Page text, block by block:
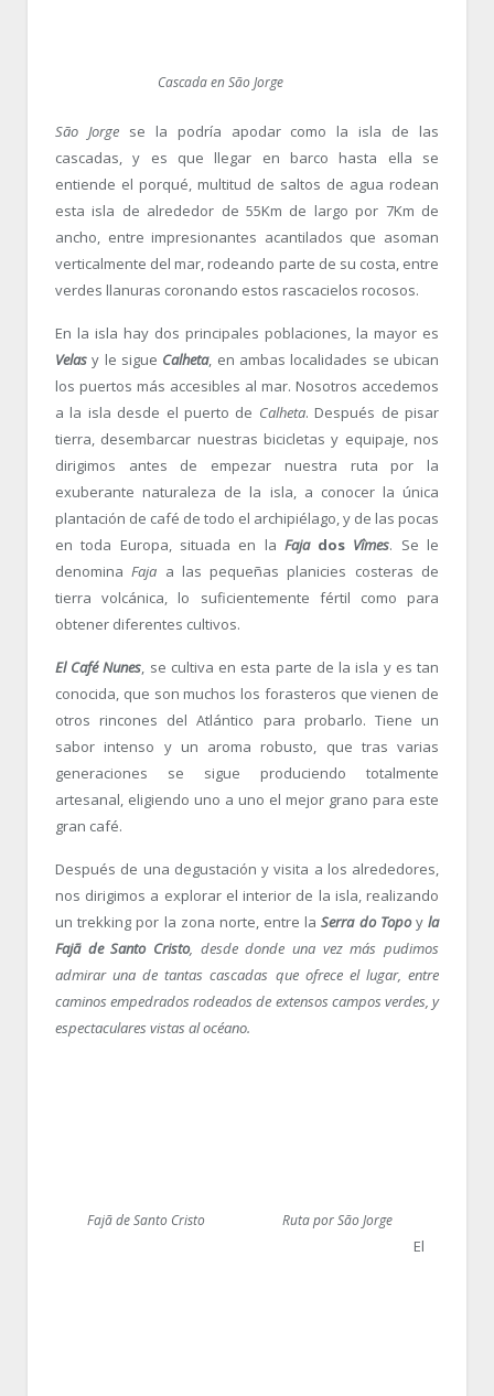
Cascada en São Jorge
São Jorgese la podría apodar como la isla de las
cascadas, y es que llegar en barco hasta ella se
entiende el porqué, multitud de saltos de agua rodean
esta isla de alrededor de 55Km de largo por 7Km de
ancho, entre impresionantes acantilados que asoman
verticalmente del mar, rodeando parte de su costa, entre
verdes llanuras coronando estos rascacielos rocosos.
En la isla hay dos principales poblaciones, la mayor es
Velas y le sigue Calheta, en ambas localidades se ubican
los puertos más accesibles al mar. Nosotros accedemos
a la isla desde el puerto de Calheta. Después de pisar
tierra, desembarcar nuestras bicicletas y equipaje, nos
dirigimos antes de empezar nuestra ruta por la
exuberante naturaleza de la isla, a conocer la única
plantación de café de todo el archipiélago, y de las pocas
en toda Europa, situada en la Faja dos Vîmes. Se le
denominaFaja a las pequeñas planicies costeras de
tierra volcánica, lo suficientemente fértil como para
obtener diferentes cultivos.
El Café Nunes, se cultiva en esta parte de la isla y es tan
conocida, que son muchos los forasteros que vienen de
otros rincones del Atlántico para probarlo. Tiene un
sabor intenso y un aroma robusto, que tras varias
generaciones se sigue produciendo totalmente
artesanal, eligiendo uno a uno el mejor grano para este
gran café.
Después de una degustación y visita a los alrededores,
nos dirigimos a explorar el interior de la isla, realizando
un trekking por la zona norte, entre laSerra do Topoyla
Fajã de Santo Cristo, desde donde una vez más pudimos
admirar una de tantas cascadas que ofrece el lugar, entre
caminos empedrados rodeados de extensos campos verdes, y
espectaculares vistas al océano.
Fajã de Santo Cristo Ruta por São Jorge
El